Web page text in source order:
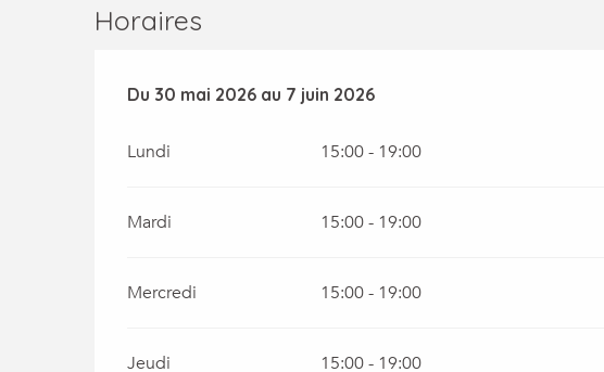
Horaires
Du 30 mai 2026 au 7 juin 2026
Du 30 mai 2026 au 7 juin 2026
Lundi 15:00 - 19:00
Mardi 15:00 - 19:00
Mercredi 15:00 - 19:00
Jeudi 15:00 - 19:00